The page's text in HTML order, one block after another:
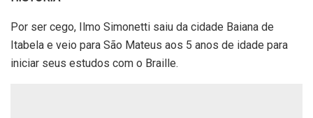
Por ser cego, Ilmo Simonetti saiu da cidade Baiana de
Itabela e veio para São Mateus aos 5 anos de idade para
iniciar seus estudos com o Braille.